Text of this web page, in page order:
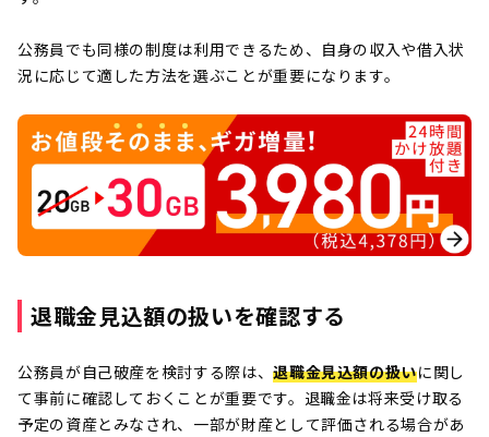
公務員でも同様の制度は利用できるため、自身の収入や借入状
況に応じて適した方法を選ぶことが重要になります。
退職金見込額の扱いを確認する
公務員が自己破産を検討する際は、退職金見込額の扱いに関し
て事前に確認しておくことが重要です。退職金は将来受け取る
予定の資産とみなされ、一部が財産として評価される場合があ